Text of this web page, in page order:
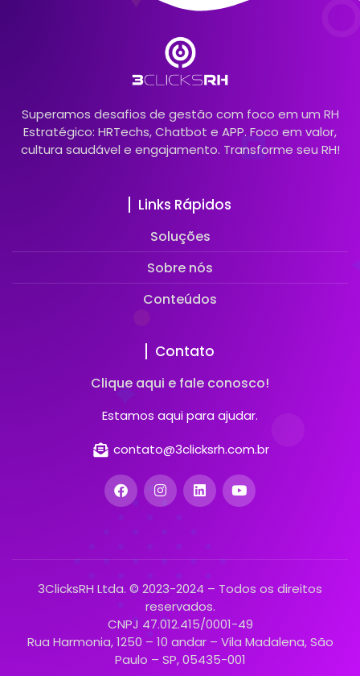
Superamos desafios de gestão com foco em um RH
Estratégico: HRTechs, Chatbot e APP. Foco em valor,
cultura saudável e engajamento. Transforme seu RH!
Links Rápidos
Soluções
Sobre nós
Conteúdos
Contato
Clique aqui e fale conosco!
Estamos aqui para ajudar.
contato@3clicksrh.com.br
3ClicksRH Ltda. © 2023-2024 – Todos os direitos
reservados.
CNPJ 47.012.415/0001-49
Rua Harmonia, 1250 – 10 andar – Vila Madalena, São
Paulo – SP, 05435-001